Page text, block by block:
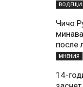
ВОДЕЩИ
Чичо
после
МНЕНИЯ
14-